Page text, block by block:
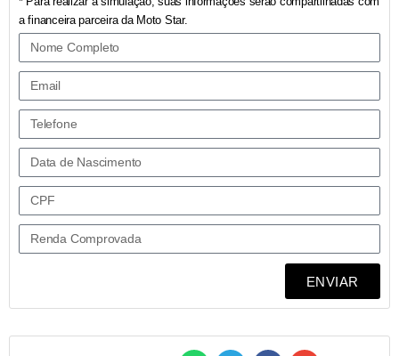
a financeira parceira da Moto Star.
ENVIAR